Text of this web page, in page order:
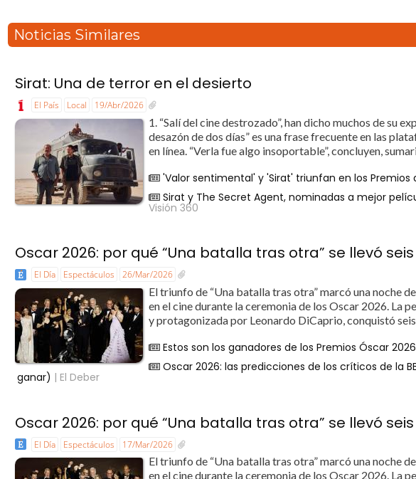
Noticias Similares
Sirat: Una de terror en el desierto
El País Local 19/Abr/2026
1. “Salí del cine destrozado”, han dicho muchos de su
desazón de dos días” es una frase frecuente en las
en línea. “Verla fue algo insoportable”, concluyen,
'Valor sentimental' y 'Sirat' triunfan en los Premios
Sirat y The Secret Agent, nominadas a mejor
Visión 360
Oscar 2026: por qué “Una batalla tras otra” se llevó
El Día Espectáculos 26/Mar/2026
El triunfo de “Una batalla tras otra” marcó una noche
en el cine durante la ceremonia de los Oscar 2026. La
y protagonizada por Leonardo DiCaprio, conquistó
Estos son los ganadores de los Premios Óscar 2026
Oscar 2026: las predicciones de los críticos de la
ganar) | El Deber
Oscar 2026: por qué “Una batalla tras otra” se llevó
El Día Espectáculos 17/Mar/2026
El triunfo de “Una batalla tras otra” marcó una noche
en el cine durante la ceremonia de los Oscar 2026. La